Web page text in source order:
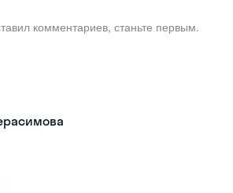
комментариев, станьте первым.